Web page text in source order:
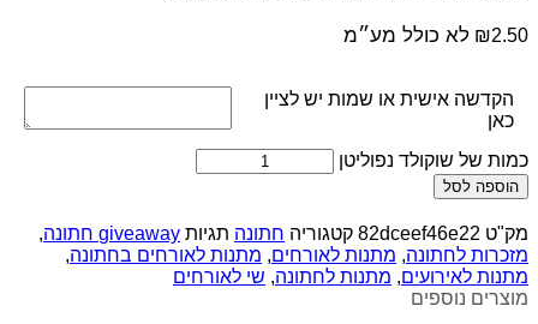
₪2.50 לא כולל מע״מ
הקדשה אישית או שמות יש לציין
כאן
כמות של שוקולד נפוליטן
הוספה לסל
מק"ט 82dceef46e22 קטגוריה חתונה תגיות giveaway חתונה
,
מזכרות לחתונה, מתנות לאורחים, מתנות לאורחים בחתונה,
מתנות לאירועים, מתנות לחתונה, שי לאורחים
מוצרים נוספים